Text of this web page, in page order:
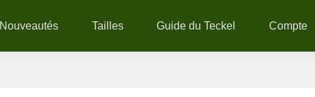
Nouveautés Tailles Guide du Teckel Compte